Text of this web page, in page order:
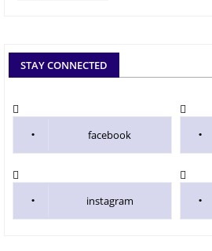
STAY CONNECTED
facebook
instagram